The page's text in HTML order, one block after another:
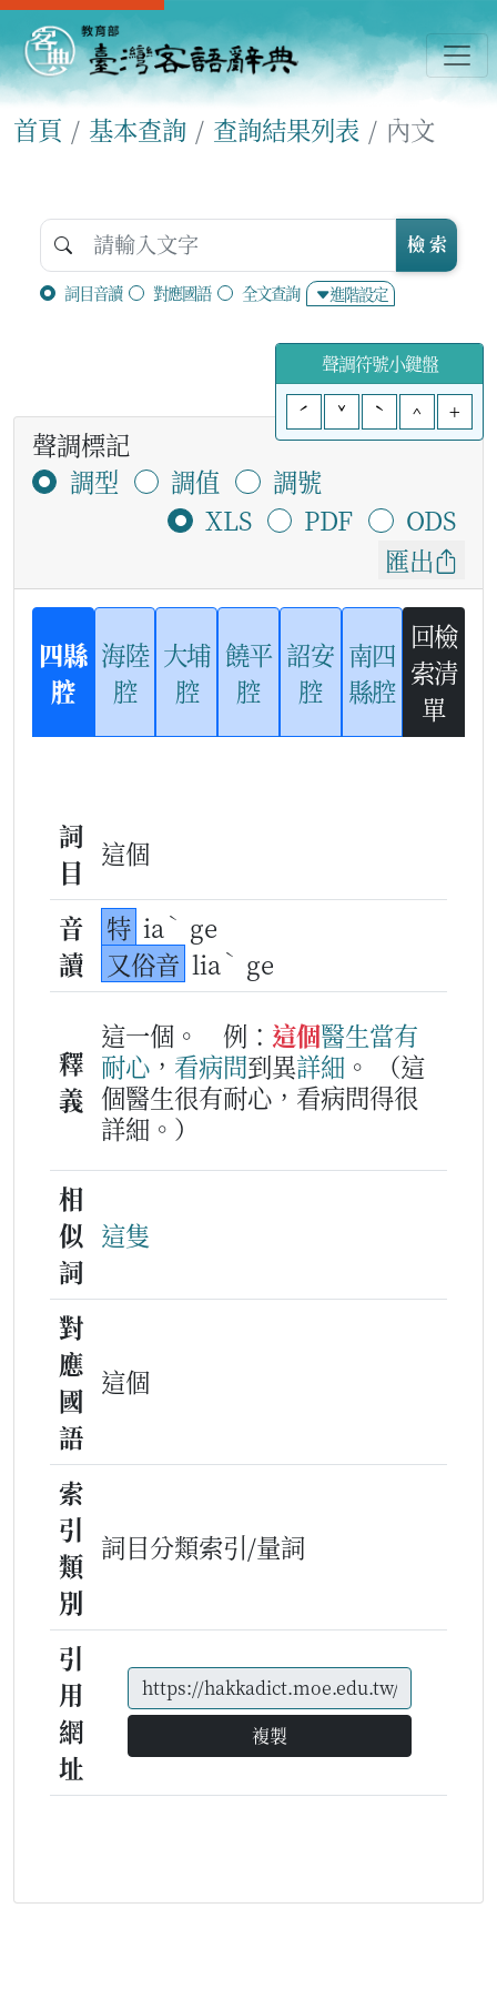
首頁 基本查詢 查詢結果列表 內文
詞目音讀 對應國語 全文查詢 進階設定
檢 索
聲調符號小鍵盤
ˊ
ˇ ˋ ^ +
聲調標記
調型
調值
調號
XLS
PDF
ODS
匯出
四縣
腔
海陸
腔
大埔
腔
饒平
腔
詔安
腔
南四
縣腔
回檢
索清
單
詞
目
這個
音
讀
特 ia ˋ ge
又俗音 lia ˋ ge
釋
義
這一個。 例： 這個醫生當有
耐心 ， 看病問到異詳細 。
（這
個醫生很有耐心，看病問得很
詳細。）
相
似
詞
這隻
對
應
國
語
這個
索
引
類
別
詞目分類索引/量詞
引
用
網
址
複製